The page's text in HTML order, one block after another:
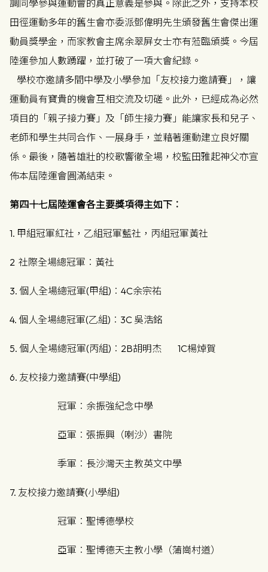
調同學參與運動會的真正意義是參與。除此之外，支持本校
田徑運動多年的舊生會亦委派鄧偉明先生頒發舊生會傑出運
動員獎學金，而家教會主席余翠屏女士亦有蒞臨頒獎。今屆
陸運參加人數踴躍，並打破了一項大會紀錄。
學校亦邀請多間中學及小學參加「友校接力邀請賽」，讓
運動員有寶貴的機會互相交流及切磋。此外，已經成為必然
項目的「親子接力賽」及「師生接力賽」能讓家長和兒子、
老師和學生共同合作、一展身手，並藉著運動建立良好關
係。最後，隨著雄壯的校歌響徹全場，校監田雅起神父亦宣
佈本屆陸運會圓滿結束。
第四十七屆陸運會各主要獎項得主如下︰
1. 甲組冠軍紅社，乙組冠軍藍社，丙組冠軍黃社
2 社際全場總冠軍︰黃社
3. 個人全場總冠軍(甲組)︰4C余宗祐
4. 個人全場總冠軍(乙組)︰3C 吳浩銘
5. 個人全場總冠軍(丙組)︰2B胡明杰 1C楊焯賀
6. 友校接力邀請賽(中學組)
冠軍︰余振強紀念中學
亞軍︰張振興（喇沙）書院
季軍︰長沙灣天主教英文中學
7. 友校接力邀請賽(小學組)
冠軍︰聖博德學校
亞軍︰聖博德天主教小學（蒲崗村道）